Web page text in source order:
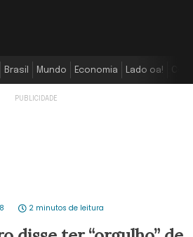
Brasil Mundo Economia Lado oa!
2 minutos de leitura